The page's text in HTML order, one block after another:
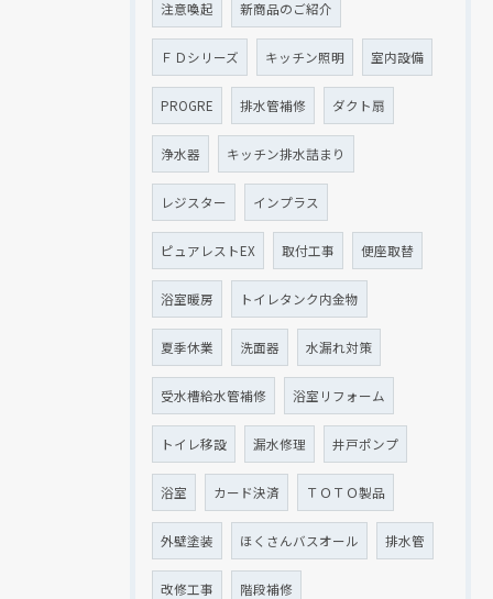
注意喚起 新商品のご紹介
ＦＤシリーズ キッチン照明 室内設備
PROGRE 排水管補修 ダクト扇
浄水器 キッチン排水詰まり
レジスター インプラス
ピュアレストEX 取付工事 便座取替
浴室暖房 トイレタンク内金物
夏季休業 洗面器 水漏れ対策
受水槽給水管補修 浴室リフォーム
トイレ移設 漏水修理 井戸ポンプ
浴室 カード決済 ＴＯＴＯ製品
外壁塗装 ほくさんバスオール 排水管
改修工事 階段補修